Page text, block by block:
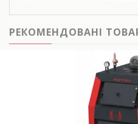
РЕКОМЕНДОВАНІ